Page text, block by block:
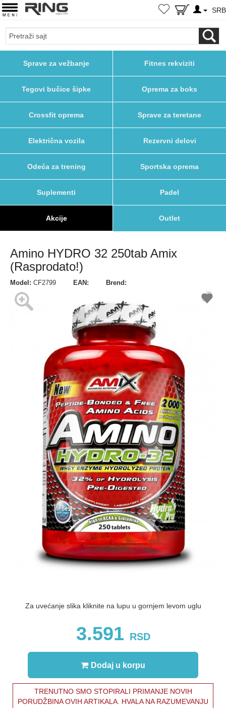
Sprave za vežbanje Fitnes rekviziti
Tegovi bučice šipke Oprema za boks
Crossfit oprema Sprave za teretane
Električna vozila Rezervni delovi
Odeća za trening Sportska oprema
Suplementi Padel
Akcije Outlet
Amino HYDRO 32 250tab Amix
(Rasprodato!)
Model: CF2799 EAN: Brend:
Za uvećanje slika kliknite na lupu u gornjem levom uglu
3.591 RSD
Dodaj u korpu
TRENUTNO SMO STOPIRALI PRIMANJE NOVIH
PORUDŽBINA OVIH ARTIKALA. HVALA NA RAZUMEVANJU